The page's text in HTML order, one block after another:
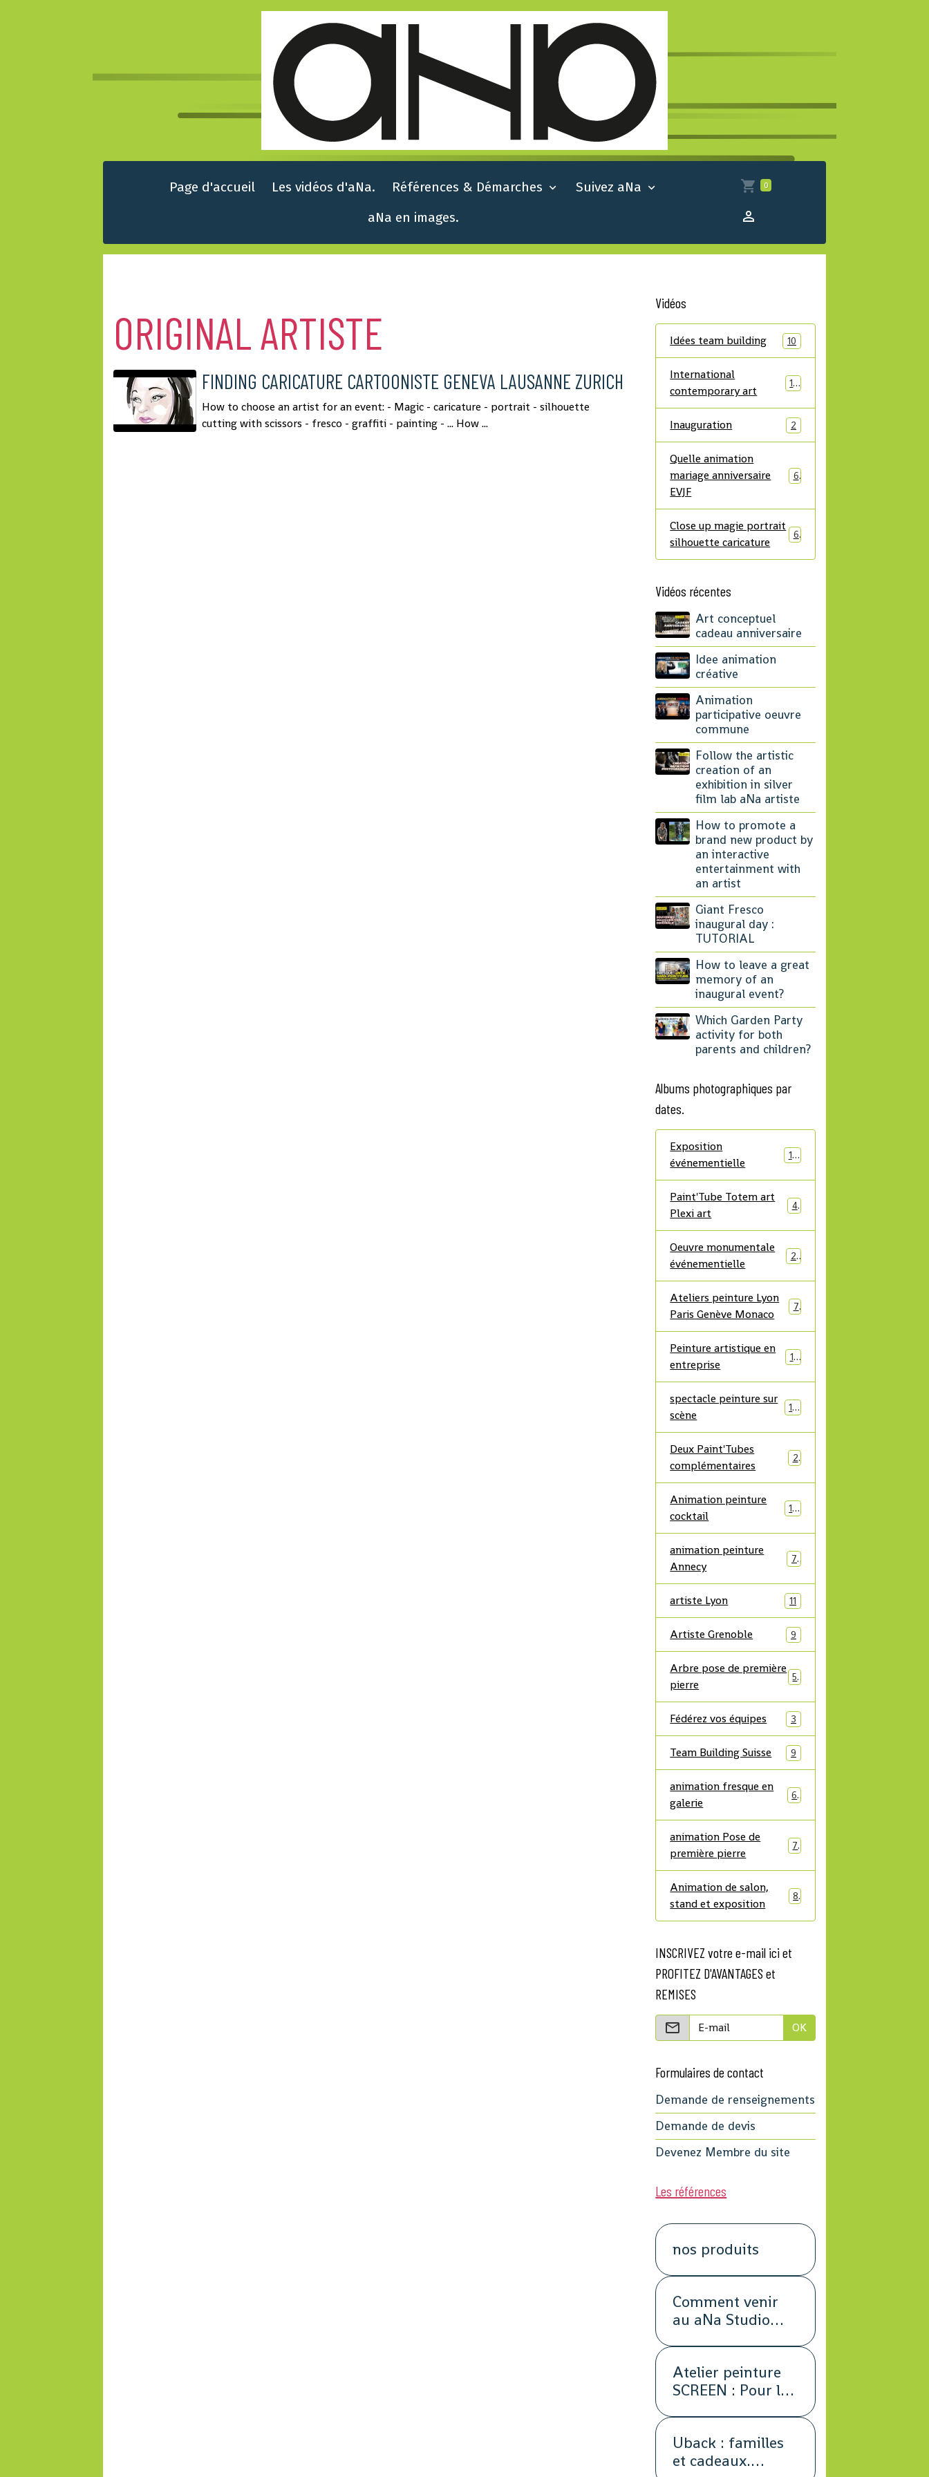
Page d'accueil Les vidéos d'aNa. Références & Démarches
Suivez aNa
aNa en images.
0
ORIGINAL ARTISTE
FINDING CARICATURE CARTOONISTE GENEVA LAUSANNE ZURICH
How to choose an artist for an event: - Magic - caricature - portrait - silhouette
cutting with scissors - fresco - graffiti - painting - ... How ...
Vidéos
Idées team building 10
International
contemporary art
14
Inauguration 2
Quelle animation
mariage anniversaire
EVJF
6
Close up magie portrait
silhouette caricature
6
Vidéos récentes
Art conceptuel
cadeau anniversaire
Idee animation
créative
Animation
participative oeuvre
commune
Follow the artistic
creation of an
exhibition in silver
film lab aNa artiste
How to promote a
brand new product by
an interactive
entertainment with
an artist
Giant Fresco
inaugural day :
TUTORIAL
How to leave a great
memory of an
inaugural event?
Which Garden Party
activity for both
parents and children?
Albums photographiques par
dates.
Exposition
événementielle
12
Paint'Tube Totem art
Plexi art
4
Oeuvre monumentale
événementielle
21
Ateliers peinture Lyon
Paris Genève Monaco
7
Peinture artistique en
entreprise
17
spectacle peinture sur
scène
19
Deux Paint'Tubes
complémentaires
2
Animation peinture
cocktail
10
animation peinture
Annecy
7
artiste Lyon 11
Artiste Grenoble 9
Arbre pose de première
pierre
5
Fédérez vos équipes 3
Team Building Suisse 9
animation fresque en
galerie
6
animation Pose de
première pierre
7
Animation de salon,
stand et exposition
8
INSCRIVEZ votre e-mail ici et
PROFITEZ D'AVANTAGES et
REMISES
OK
Formulaires de contact
Demande de renseignements
Demande de devis
Devenez Membre du site
Les références
nos produits
Comment venir
au aNa Studio
Atelier peinture
SCREEN : Pour les
animation,
séminaire,
Uback : familles
et cadeaux.